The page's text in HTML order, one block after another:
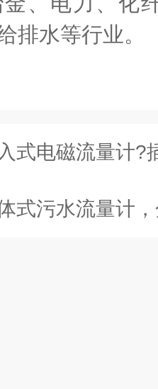
排水等行业。
式电磁流量计?插入
式污水流量计，分